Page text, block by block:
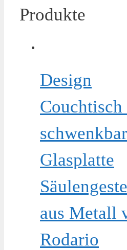
Produkte
Design
Glasplatte
aus Metall
Rodario